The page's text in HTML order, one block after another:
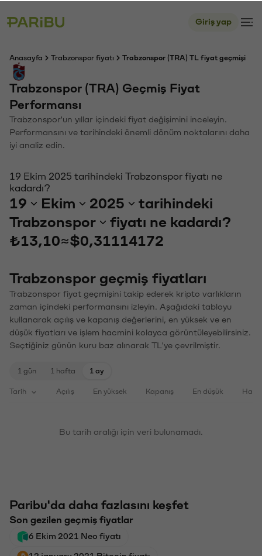
Giriş yap
Anasayfa Trabzonspor fiyatı Trabzonspor (TRA) TL fiyat geçmişi
Trabzonspor (TRA) Geçmiş Fiyat
Performansı
Trabzonspor'un yıllar içindeki fiyat değişimini inceleyin.
Performansını ve tarihindeki önemli dönüm noktalarını daha
iyi analiz edin.
19 Ekim 2025 tarihindeki Trabzonspor fiyatı ne
kadardı?
19 Ekim 2025
tarihindeki
Trabzonspor
fiyatı ne kadardı?
₺13,10≈$0,31114172
Trabzonspor geçmiş fiyatları
Trabzonspor fiyat geçmişini takip ederek kripto varlıkların
zaman içindeki performansını izleyin. Aşağıdaki tabloyu
kullanarak açılış ve kapanış değerlerini, en yüksek ve en
düşük fiyatları ve işlem hacmini kolayca görüntüleyebilirsiniz.
Seçtiğiniz günün kuru baz alınarak TL'ye çevrilmiştir.
1 gün 1 hafta 1 ay
Tarih Açılış En yüksek Kapanış En düşük
Bu tarih aralığı için veri bulunamadı.
Paribu'da daha fazlasını keşfet
Son gezilen geçmiş fiyatlar
6 Ekim 2021 Neo fiyatı